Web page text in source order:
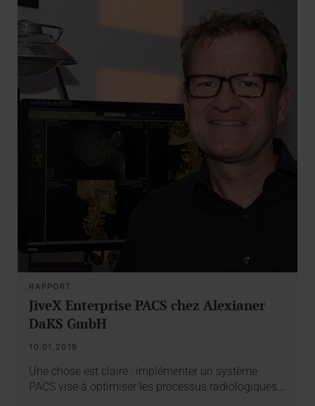
RAPPORT
JiveX Enterprise PACS chez Alexianer
DaKS GmbH
10.01.2019
Une chose est claire : implémenter un système
PACS vise à optimiser les processus radiologiques…